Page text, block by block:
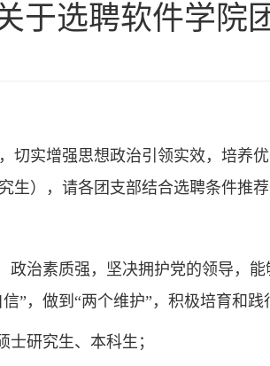
于选聘软件学院
切实增强思想政治引领实效，培养
生），请各团支部结合选聘条件推
政治素质强，坚决拥护党的领导，
”，做到“两个维护”，积极培育和践
研究生、本科生；